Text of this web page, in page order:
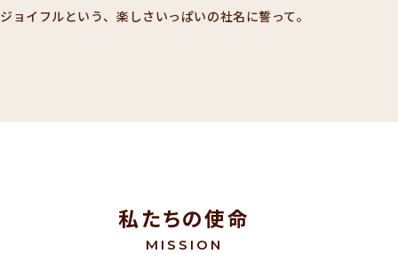
ジョイフルという、楽しさいっぱいの社名に誓って。
私たちの使命
MISSION